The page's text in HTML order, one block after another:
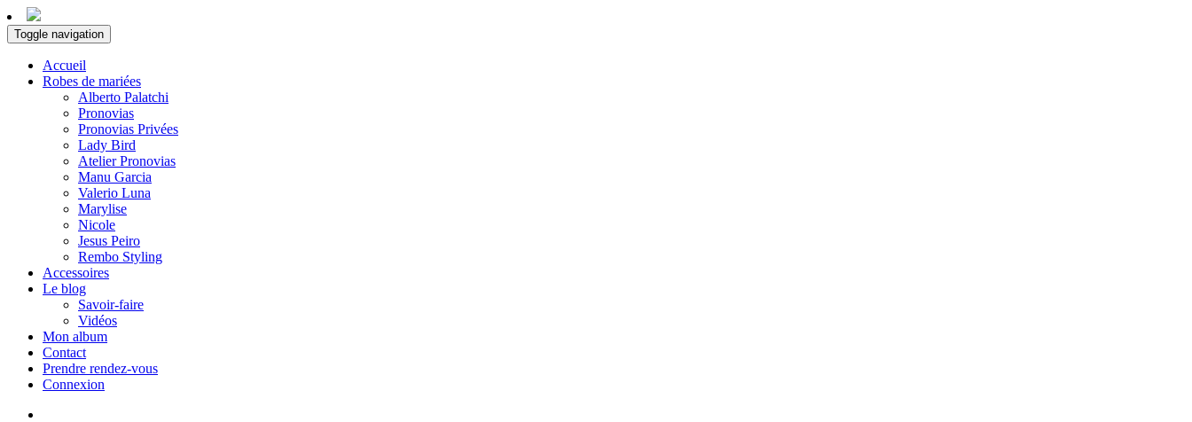
Toggle navigation
Accueil
Robes de mariées
Alberto Palatchi
Pronovias
Pronovias Privées
Lady Bird
Atelier Pronovias
Manu Garcia
Valerio Luna
Marylise
Nicole
Jesus Peiro
Rembo Styling
Accessoires
Le blog
Savoir-faire
Vidéos
Mon album
Contact
Prendre rendez-vous
Connexion